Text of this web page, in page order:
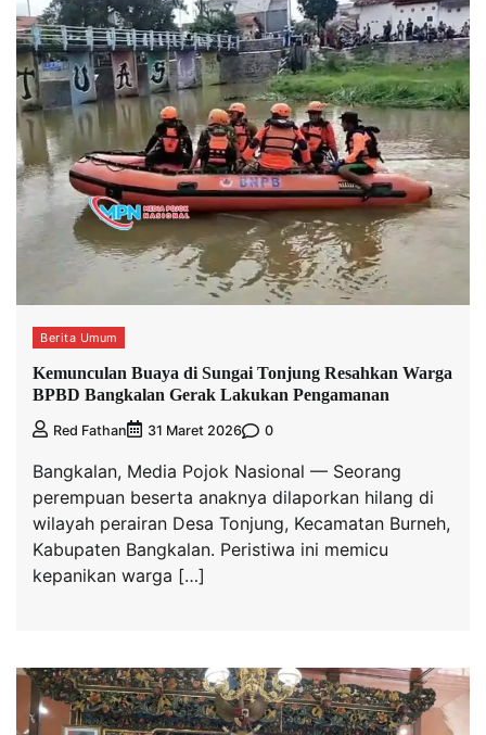
Berita Umum
Kemunculan Buaya di Sungai Tonjung Resahkan Warga
BPBD Bangkalan Gerak Lakukan Pengamanan
Red Fathan 31 Maret 2026 0
Bangkalan, Media Pojok Nasional — Seorang
perempuan beserta anaknya dilaporkan hilang di
wilayah perairan Desa Tonjung, Kecamatan Burneh,
Kabupaten Bangkalan. Peristiwa ini memicu
kepanikan warga […]